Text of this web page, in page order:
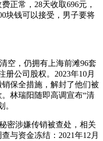
正常，28天收取696元，
块钱可以接受，男子要将
空，仍拥有上海前滩96套
册公司股权。2023年10月
保全措施，解封了他们被
林瑞阳随即高调宣布“清
。
密涉嫌传销被查处，相关
与资金冻结：2021年12月